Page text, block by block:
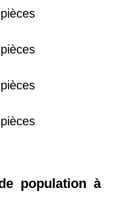
population à